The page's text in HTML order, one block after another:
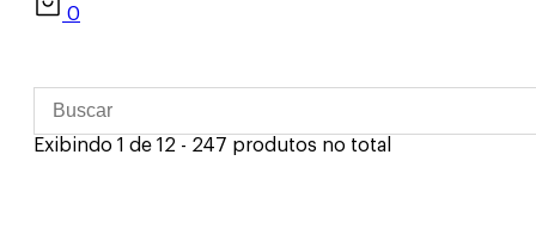
0
Exibindo 1 de 12 - 247 produtos no total